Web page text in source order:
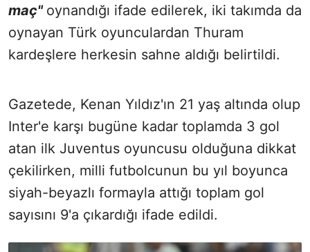
maç" oynandığı ifade edilerek, iki takımda da
oynayan Türk oyunculardan Thuram
kardeşlere herkesin sahne aldığı belirtildi.
Gazetede, Kenan Yıldız'ın 21 yaş altında olup
Inter'e karşı bugüne kadar toplamda 3 gol
atan ilk Juventus oyuncusu olduğuna dikkat
çekilirken, milli futbolcunun bu yıl boyunca
siyah-beyazlı formayla attığı toplam gol
sayısını 9'a çıkardığı ifade edildi.